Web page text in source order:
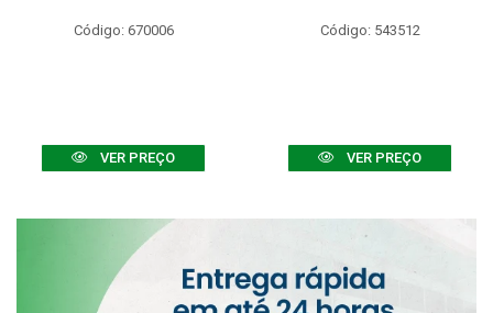
Código: 670006
VER PREÇO
Código: 543512
VER PREÇO